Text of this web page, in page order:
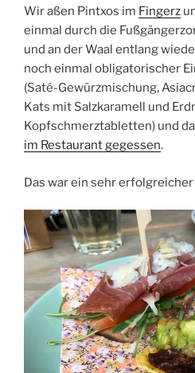
Wir aßen Pintxos im Fingerz
einmal durch die
und an der Waal entlang
noch einmal obligatorischer
(Saté-Gewürzmischung,
Kats mit Salzkaramell und
Kopfschmerztabletten) und
im Restaurant gegessen.
Das war ein sehr